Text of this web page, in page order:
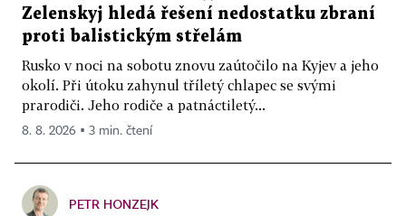
Zelenskyj hledá řešení nedostatku zbraní
proti balistickým střelám
Rusko v noci na sobotu znovu zaútočilo na Kyjev a jeho
okolí. Při útoku zahynul tříletý chlapec se svými
prarodiči. Jeho rodiče a patnáctiletý...
8. 8. 2026 ▪ 3 min. čtení
PETR HONZEJK